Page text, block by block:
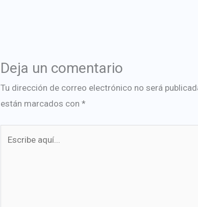
Deja un comentario
Tu dirección de correo electrónico no será
están marcados con*